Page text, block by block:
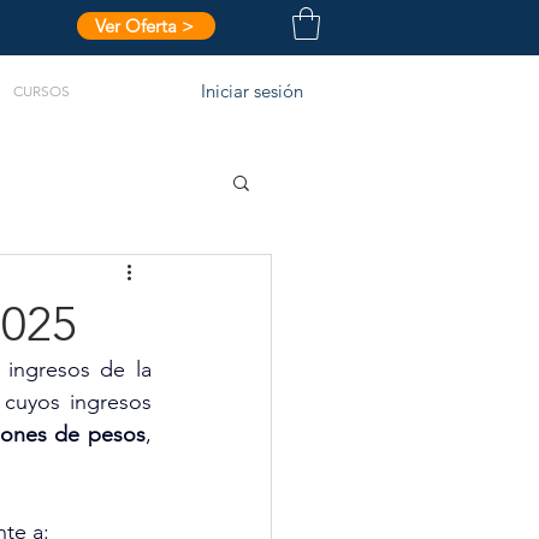
Ver Oferta >
CURSOS Iniciar sesión
de la
ingresos
de pesos,
a: